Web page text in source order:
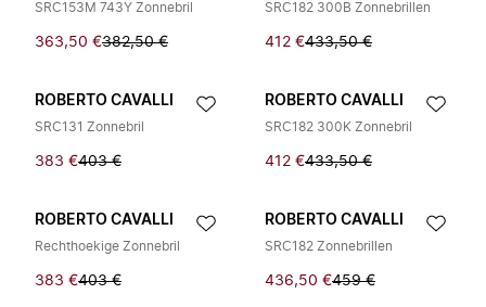
SRC153M 743Y Zonnebril
363,50 €382,50 €
SRC182 300B Zonnebrillen
412 €433,50 €
ROBERTO CAVALLI
SRC131 Zonnebril
383 €403 €
ROBERTO CAVALLI
SRC182 300K Zonnebril
412 €433,50 €
ROBERTO CAVALLI
Rechthoekige Zonnebril
383 €403 €
ROBERTO CAVALLI
SRC182 Zonnebrillen
436,50 €459 €